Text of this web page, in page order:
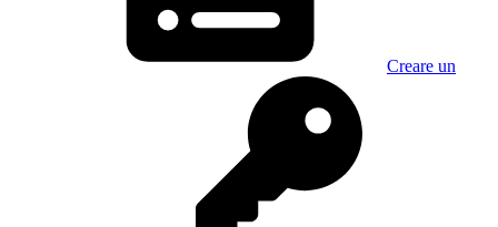
Creare un